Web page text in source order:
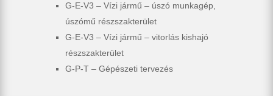
G-E-V3 – Vízi jármű – úszó munkagép,
úszómű részszakterület
G-E-V3 – Vízi jármű – vitorlás kishajó
részszakterület
G-P-T – Gépészeti tervezés